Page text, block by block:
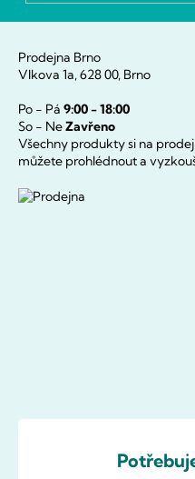
Prodejna Brno
Vlkova 1a, 628 00, Brno
Po - Pá 9:00 - 18:00
So - NeZavřeno
Všechny produkty si na
můžete prohlédnout a